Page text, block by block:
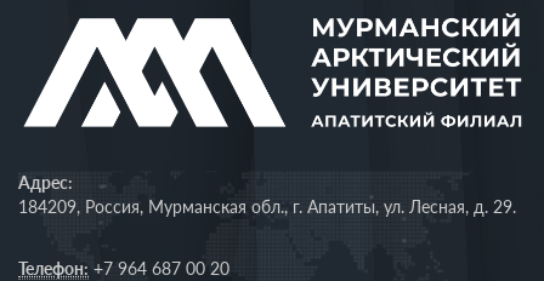
Адрес:
184209, Россия, Мурманская обл., г. Апатиты, ул. Лесная, д. 29.
Телефон: +7 964 687 00 20